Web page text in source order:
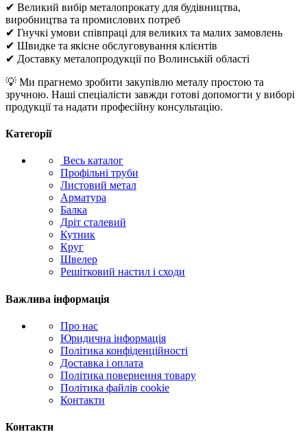
✔ Великий вибір металопрокату для будівництва,
виробництва та промислових потреб
✔ Гнучкі умови співпраці для великих та малих замовлень
✔ Швидке та якісне обслуговування клієнтів
✔ Доставку металопродукції по Волинській області
💡 Ми прагнемо зробити закупівлю металу простою та
зручною. Наші спеціалісти завжди готові допомогти у виборі
продукції та надати професійну консультацію.
Категорії
Весь каталог
Профільні труби
Листовий метал
Арматура
Балка
Дріт сталевий
Кутник
Круг
Швелер
Решітковий настил і сходи
Важлива інформація
Про нас
Юридична інформація
Політика конфіденційності
Доставка і оплата
Політика повернення товару
Політика файлів cookie
Контакти
Контакти